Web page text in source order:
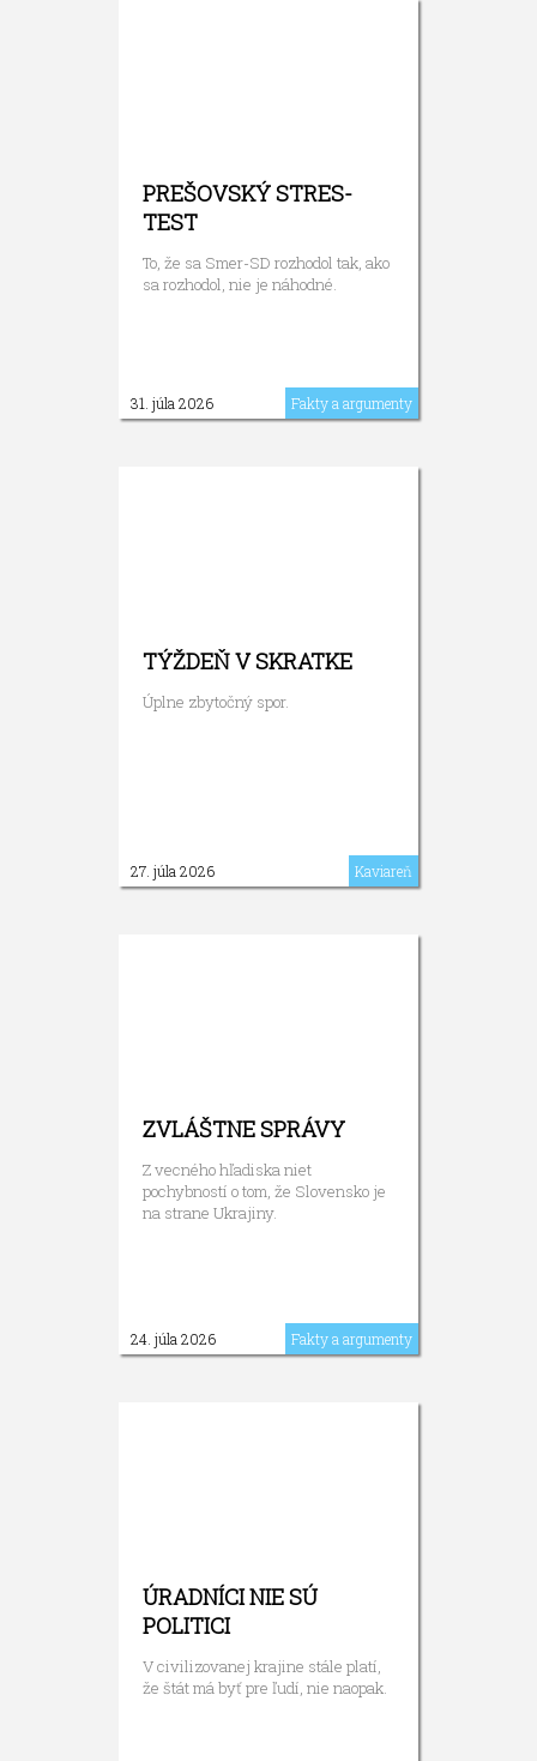
PREŠOVSKÝ STRES-
TEST
To, že sa Smer-SD rozhodol tak, ako
sa rozhodol, nie je náhodné.
31. júla 2026 Fakty a argumenty
TÝŽDEŇ V SKRATKE
Úplne zbytočný spor.
27. júla 2026 Kaviareň
ZVLÁŠTNE SPRÁVY
Z vecného hľadiska niet
pochybností o tom, že Slovensko je
na strane Ukrajiny.
24. júla 2026 Fakty a argumenty
ÚRADNÍCI NIE SÚ
POLITICI
V civilizovanej krajine stále platí,
že štát má byť pre ľudí, nie naopak.